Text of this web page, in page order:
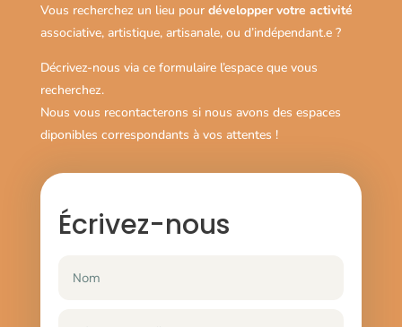
Vous recherchez un lieu pour développer votre activité
associative, artistique, artisanale, ou d’indépendant.e ?
Décrivez-nous via ce formulaire l’espace que vous
recherchez.
Nous vous recontacterons si nous avons des espaces
diponibles correspondants à vos attentes !
Écrivez-nous